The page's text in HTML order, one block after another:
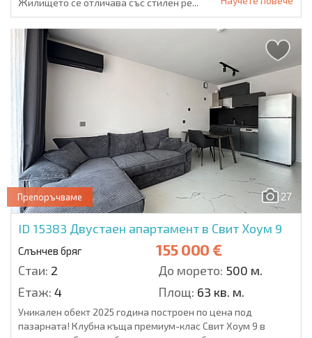
27
Препоръчваме
ID 15383 Двустаен апартамент в Свит Хоум 9
Слънчев бряг 155 000 €
Стаи: 2 До морето: 500 м.
Етаж: 4 Площ: 63 кв. м.
Уникален обект 2025 година построен по цена под
пазарната! Клубна къща премиум-клас Свит Хоум 9 в